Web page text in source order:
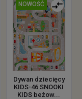
NOWOŚĆ
Dywan dziecięcy
KIDS-46 SNOOKI
KIDS beżow...